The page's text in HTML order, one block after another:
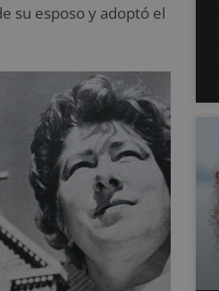
su esposo y adoptó el